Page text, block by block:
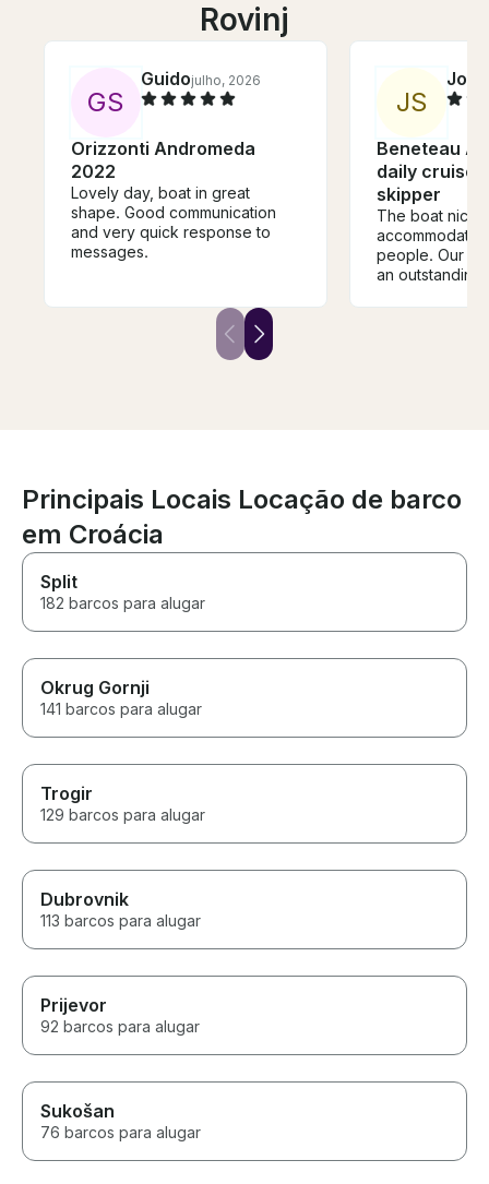
Rovinj
GS
Guidojulho, 2026
Orizzonti Andromeda
2022
Lovely day, boat in great
shape. Good communication
and very quick response to
messages.
JS
John
Beneteau
daily
skipper
The boat nicely
people. Our skipper, Marin, did
an
areas
Principais Locais Locação de barco
em Croácia
Split
182 barcos para alugar
Okrug Gornji
141 barcos para alugar
Trogir
129 barcos para alugar
Dubrovnik
113 barcos para alugar
Prijevor
92 barcos para alugar
Sukošan
76 barcos para alugar